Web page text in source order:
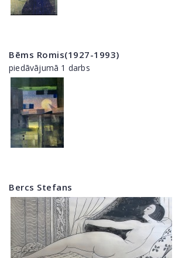
Bēms Romis(1927-1993)
piedāvājumā 1 darbs
Bercs Stefans